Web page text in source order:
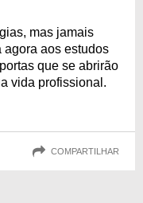
mas jamais
agora aos estudos
que se abrirão
vida profissional.
COMPARTILHAR